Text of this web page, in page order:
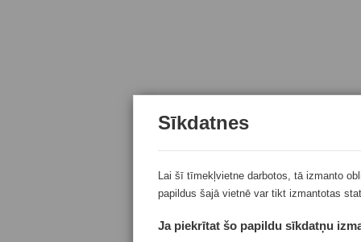
Sīkdatnes
Lai šī tīmekļvietne darbotos, tā izmanto
papildus šajā vietnē var tikt izmantotas
Ja piekrītat šo papildu sīkdatņu